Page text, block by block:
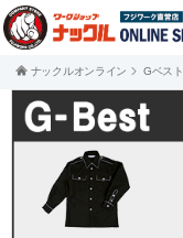
ナックルオンライン Gベスト